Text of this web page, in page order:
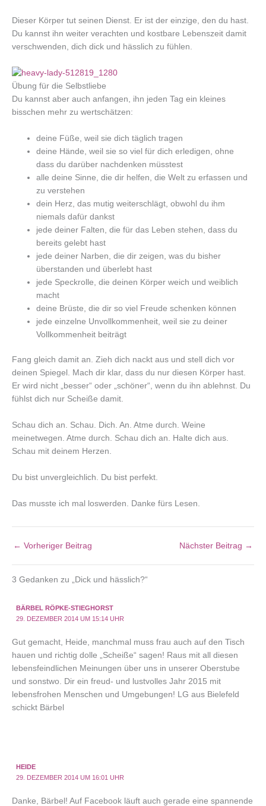
Dieser Körper tut seinen Dienst. Er ist der einzige, den du hast.
Du kannst ihn weiter verachten und kostbare Lebenszeit damit
verschwenden, dich dick und hässlich zu fühlen.
Übung für die Selbstliebe
Du kannst aber auch anfangen, ihn jeden Tag ein kleines
bisschen mehr zu wertschätzen:
deine Füße, weil sie dich täglich tragen
deine Hände, weil sie so viel für dich erledigen, ohne
dass du darüber nachdenken müsstest
alle deine Sinne, die dir helfen, die Welt zu erfassen und
zu verstehen
dein Herz, das mutig weiterschlägt, obwohl du ihm
niemals dafür dankst
jede deiner Falten, die für das Leben stehen, dass du
bereits gelebt hast
jede deiner Narben, die dir zeigen, was du bisher
überstanden und überlebt hast
jede Speckrolle, die deinen Körper weich und weiblich
macht
deine Brüste, die dir so viel Freude schenken können
jede einzelne Unvollkommenheit, weil sie zu deiner
Vollkommenheit beiträgt
Fang gleich damit an. Zieh dich nackt aus und stell dich vor
deinen Spiegel. Mach dir klar, dass du nur diesen Körper hast.
Er wird nicht „besser“ oder „schöner“, wenn du ihn ablehnst. Du
fühlst dich nur Scheiße damit.
Schau dich an. Schau. Dich. An. Atme durch. Weine
meinetwegen. Atme durch. Schau dich an. Halte dich aus.
Schau mit deinem Herzen.
Du bist unvergleichlich. Du bist perfekt.
Das musste ich mal loswerden. Danke fürs Lesen.
← Vorheriger Beitrag Nächster Beitrag →
3 Gedanken zu „Dick und hässlich?“
BÄRBEL RÖPKE-STIEGHORST
29. DEZEMBER 2014 UM 15:14 UHR
Gut gemacht, Heide, manchmal muss frau auch auf den Tisch
hauen und richtig dolle „Scheiße“ sagen! Raus mit all diesen
lebensfeindlichen Meinungen über uns in unserer Oberstube
und sonstwo. Dir ein freud- und lustvolles Jahr 2015 mit
lebensfrohen Menschen und Umgebungen! LG aus Bielefeld
schickt Bärbel
HEIDE
29. DEZEMBER 2014 UM 16:01 UHR
Danke, Bärbel! Auf Facebook läuft auch gerade eine spannende